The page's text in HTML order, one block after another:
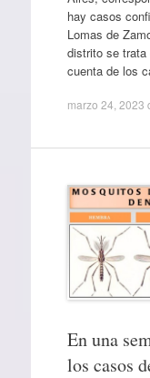
hay casos
Lomas de
distrito se
cuenta de los
marzo 24, 2023
En una
los casos